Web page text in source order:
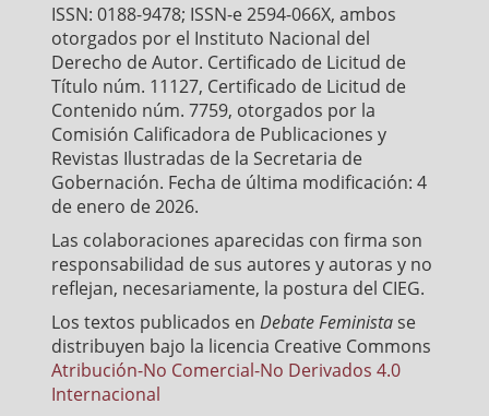
ISSN: 0188-9478; ISSN-e 2594-066X, ambos
otorgados por el Instituto Nacional del
Derecho de Autor. Certificado de Licitud de
Título núm. 11127, Certificado de Licitud de
Contenido núm. 7759, otorgados por la
Comisión Calificadora de Publicaciones y
Revistas Ilustradas de la Secretaria de
Gobernación. Fecha de última modificación: 4
de enero de 2026.
Las colaboraciones aparecidas con firma son
responsabilidad de sus autores y autoras y no
reflejan, necesariamente, la postura del CIEG.
Los textos publicados en Debate Feministase
distribuyen bajo la licencia Creative Commons
Atribución-No Comercial-No Derivados 4.0
Internacional